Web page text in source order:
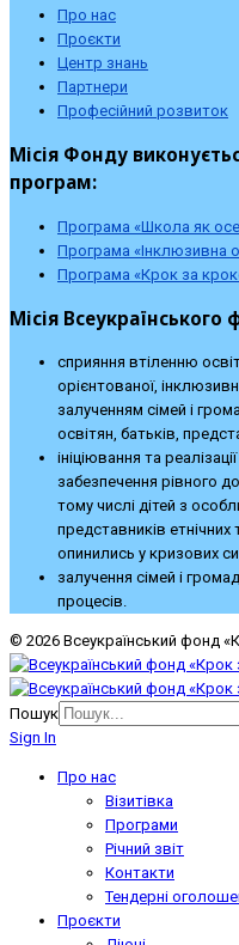
Про нас
Проєкти
Центр знань
Партнери
Професійний розвиток
Місія Фонду
програм:
Програма «Школа як
Програма «Інклюзивна
Програма «Крок за
Місія
сприяння втіленню
орієнтованої,
залученням сімей і
освітян, батьків,
ініціювання та
забезпечення рівного
тому числі дітей з
представників етнічних
опинились у кризових
залучення сімей і
процесів.
© 2026 Всеукраїнський фонд
Пошук
Sign In
Про нас
Візитівка
Програми
Річний звіт
Контакти
Тендерні
Проєкти